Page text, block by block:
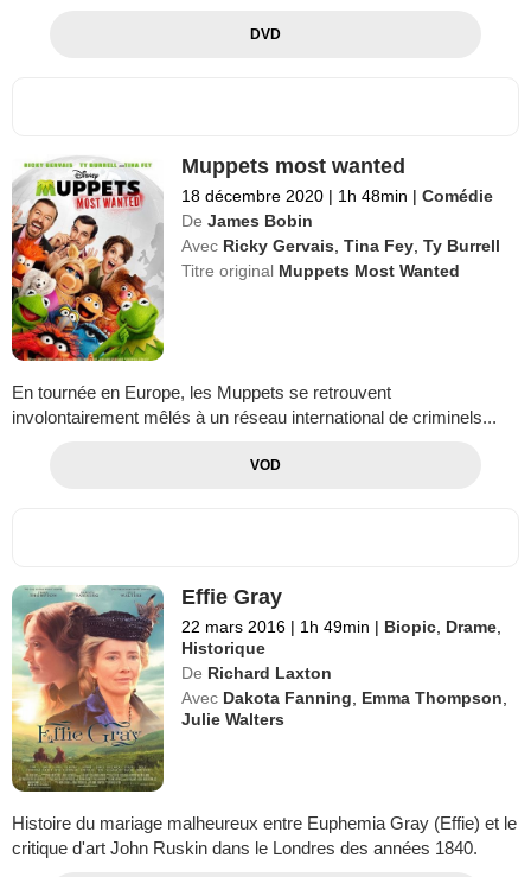
DVD
Muppets most wanted
18 décembre 2020 | 1h 48min | Comédie
De James Bobin
Avec Ricky Gervais,Tina Fey,Ty Burrell
Titre original Muppets Most Wanted
En tournée en Europe, les Muppets se retrouvent
involontairement mêlés à un réseau international de criminels...
VOD
Effie Gray
22 mars 2016 | 1h 49min | Biopic, Drame,
Historique
De Richard Laxton
Avec Dakota Fanning, Emma Thompson,
Julie Walters
Histoire du mariage malheureux entre Euphemia Gray (Effie) et le
critique d'art John Ruskin dans le Londres des années 1840.